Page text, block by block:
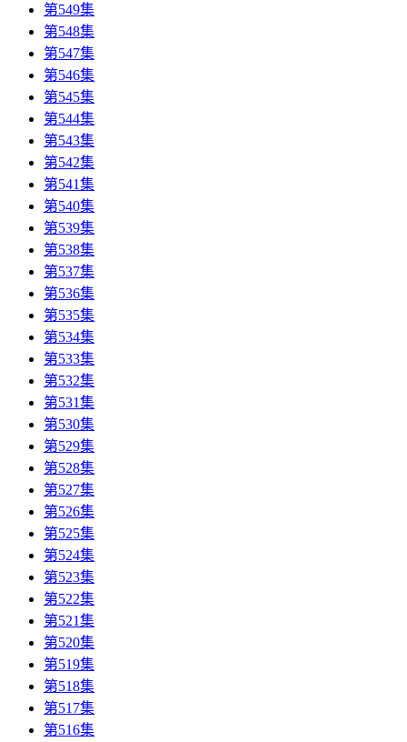
第549集
第548集
第547集
第546集
第545集
第544集
第543集
第542集
第541集
第540集
第539集
第538集
第537集
第536集
第535集
第534集
第533集
第532集
第531集
第530集
第529集
第528集
第527集
第526集
第525集
第524集
第523集
第522集
第521集
第520集
第519集
第518集
第517集
第516集